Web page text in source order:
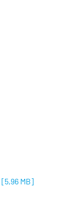
[5,96 MB]